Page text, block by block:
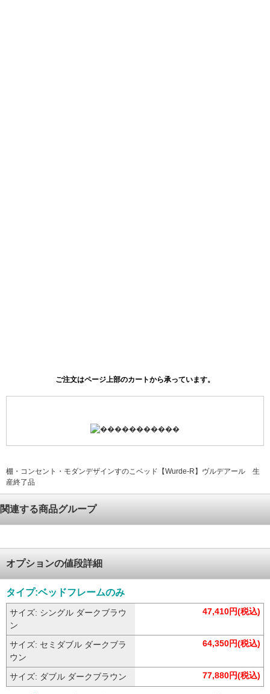
棚・コンセント・モダンデザインすのこベッド【Wurde-R】ヴルデアール 生
産終了品
関連する商品グループ
オプションの値段詳細
タイプ:ベッドフレームのみ
サイズ: シングル ダークブラウ
ン
47,410円(税込)
サイズ: セミダブル ダークブラ
ウン
64,350円(税込)
サイズ: ダブル ダークブラウン 77,880円(税込)